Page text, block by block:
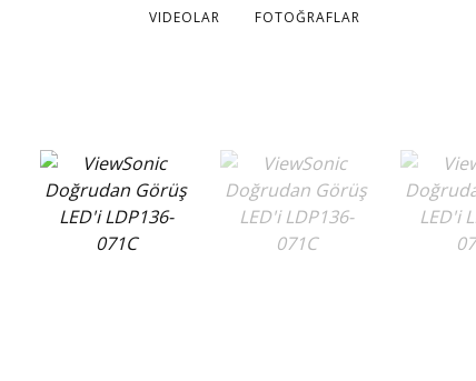
VIDEOLAR FOTOĞRAFLAR